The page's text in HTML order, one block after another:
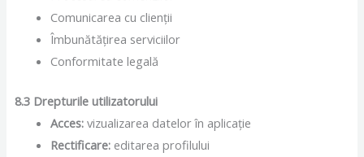
Comunicarea cu clienții
Îmbunătățirea serviciilor
Conformitate legală
8.3 Drepturile utilizatorului
Acces:vizualizarea datelor în aplicație
Rectificare:editarea profilului